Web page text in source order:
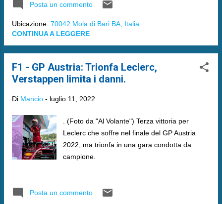
Posta un commento
Ubicazione: 70042 Mola di Bari BA, Italia
CONTINUA A LEGGERE
F1 - GP Austria: Trionfa Leclerc,
Verstappen limita i danni.
Di Mancio - luglio 11, 2022
. (Foto da "Al Volante") Terza vittoria per
Leclerc che soffre nel finale del GP Austria
2022, ma trionfa in una gara condotta da
campione.
Posta un commento